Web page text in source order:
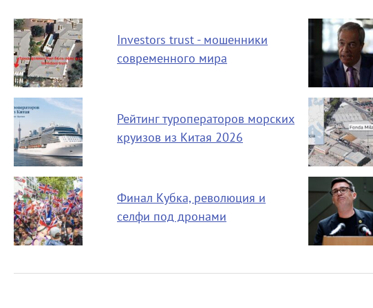
Investors trust - мошенники
современного мира
Рейтинг туроператоров морских
круизов из Китая 2026
Финал Кубка, революция и
селфи под дронами